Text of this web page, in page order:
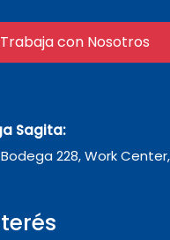
Trabaja con Nosotros
Sagita:
Bodega 228, Work